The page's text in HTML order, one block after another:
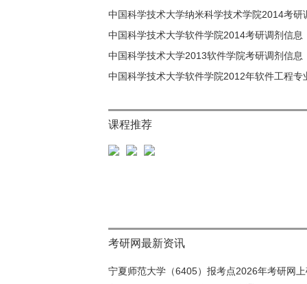
中国科学技术大学纳米科学技术学院2014考研
中国科学技术大学软件学院2014考研调剂信息
中国科学技术大学2013软件学院考研调剂信息
中国科学技术大学软件学院2012年软件工程
课程推荐
考研网最新资讯
宁夏师范大学（6405）报考点2026年考研网